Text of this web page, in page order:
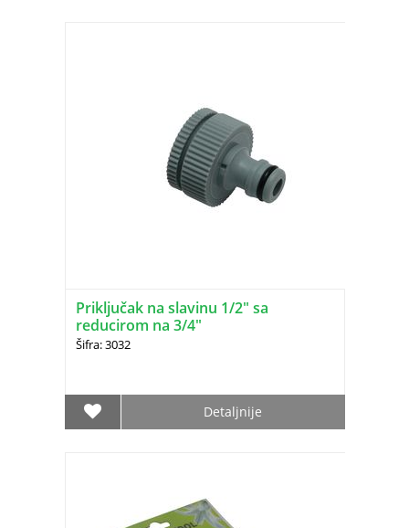
Priključak na slavinu 1/2" sa
reducirom na 3/4"
Šifra: 3032
Detaljnije